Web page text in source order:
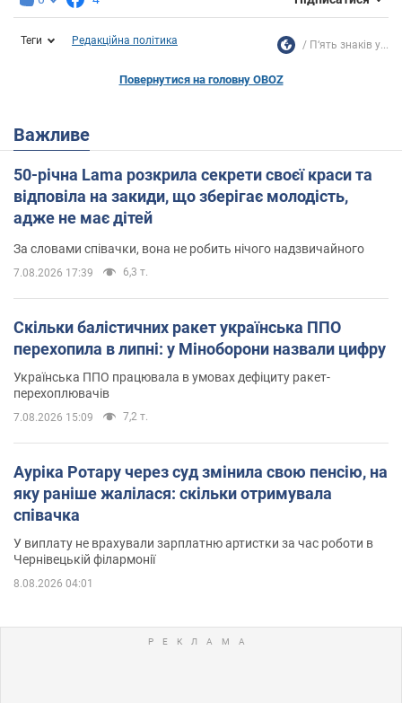
Теги Редакційна політика П‘ять знаків у...
Повернутися на головну OBOZ
Важливе
50-річна Lama розкрила секрети своєї краси та
відповіла на закиди, що зберігає молодість,
адже не має дітей
За словами співачки, вона не робить нічого надзвичайного
7.08.2026 17:39 6,3 т.
Скільки балістичних ракет українська ППО
перехопила в липні: у Міноборони назвали цифру
Українська ППО працювала в умовах дефіциту ракет-
перехоплювачів
7.08.2026 15:09 7,2 т.
Ауріка Ротару через суд змінила свою пенсію, на
яку раніше жалілася: скільки отримувала
співачка
У виплату не врахували зарплатню артистки за час роботи в
Чернівецькій філармонії
8.08.2026 04:01